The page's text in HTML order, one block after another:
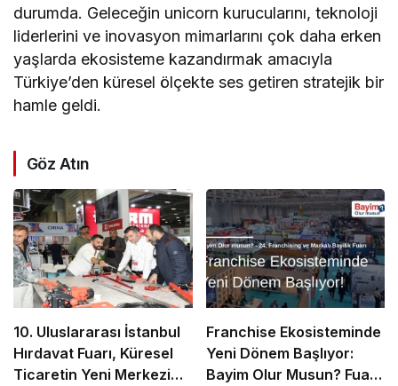
durumda. Geleceğin unicorn kurucularını, teknoloji
liderlerini ve inovasyon mimarlarını çok daha erken
yaşlarda ekosisteme kazandırmak amacıyla
Türkiye’den küresel ölçekte ses getiren stratejik bir
hamle geldi.
Göz Atın
10. Uluslararası İstanbul
Hırdavat Fuarı, Küresel
Ticaretin Yeni Merkezi
Franchise Ekosisteminde
Yeni Dönem Başlıyor:
Bayim Olur Musun? Fuarı